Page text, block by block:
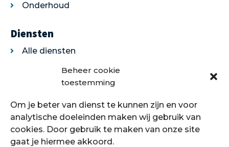
Beheer cookie
toestemming
Om je beter van dienst te kunnen zijn en voor
analytische doeleinden maken wij gebruik van
cookies. Door gebruik te maken van onze site
gaat je hiermee akkoord.
Onderhoud
Diensten
Alle diensten
Egaliseren
Traprenovatie
Over ons
Over ons